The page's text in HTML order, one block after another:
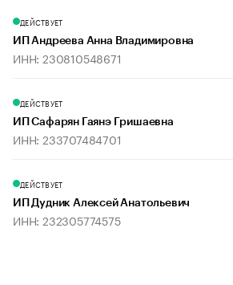
ДЕЙСТВУЕТ
ИП Андреева Анна Владимировна
ИНН: 230810548671
ДЕЙСТВУЕТ
ИП Сафарян Гаянэ Гришаевна
ИНН: 233707484701
ДЕЙСТВУЕТ
ИП Дудник Алексей Анатольевич
ИНН: 232305774575